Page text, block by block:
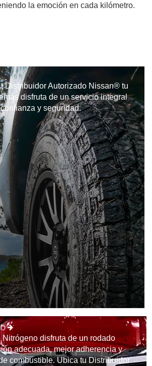
la emoción en cada kilómetro.
Distribuidor Autorizado Nissan® tu
disfruta de un servicio integral
y seguridad.
disfruta de un rodado
adecuada, mejor adherencia y
combustible. Ubica tu Distribuidor